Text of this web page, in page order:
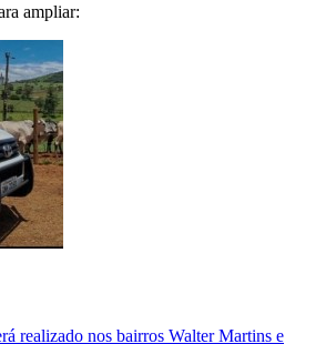
ampliar:
realizado nos bairros Walter Martins e